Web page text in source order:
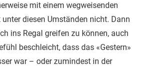
mit einem wegweisenden
unter diesen Umständen nicht. Dann
ins Regal greifen zu können, auch
beschleicht, dass das «Gestern»
war – oder zumindest in der